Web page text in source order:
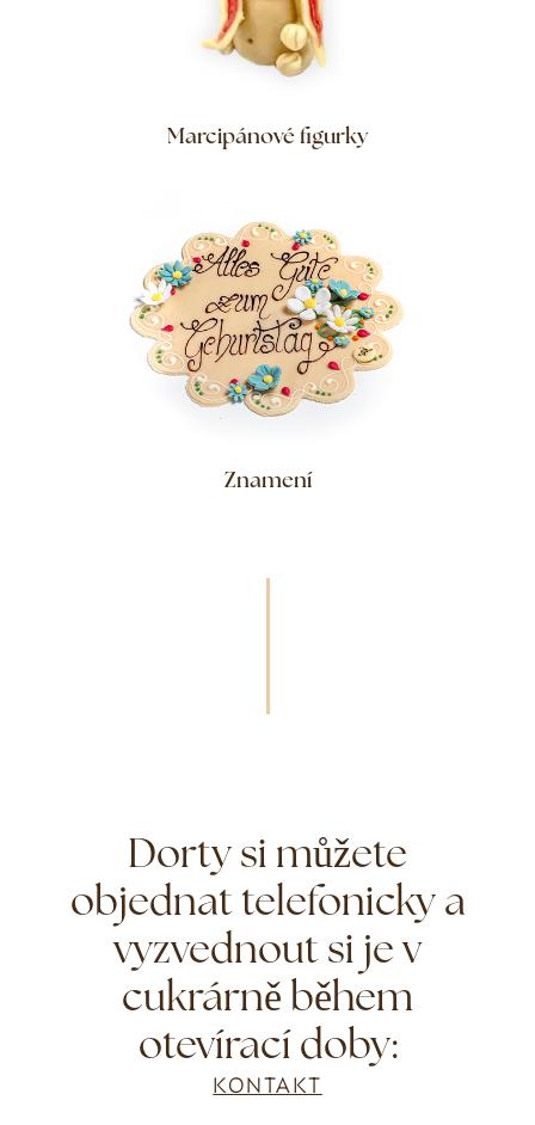
Marcipánové figurky
Znamení
Dorty si můžete
objednat telefonicky a
vyzvednout si je v
cukrárně během
otevírací doby:
KONTAKT